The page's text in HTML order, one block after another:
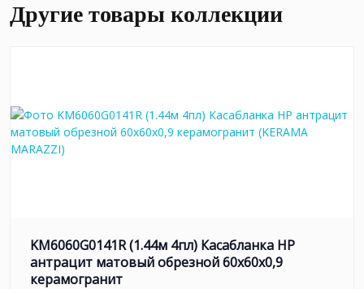
Другие товары коллекции
KM6060G0141R (1.44м 4пл) Касабланка HP
антрацит матовый обрезной 60x60x0,9
керамогранит